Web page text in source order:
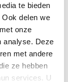
te bieden
delen we
onze
analyse. Deze
met andere
ze hebben
services. U
over
of
We